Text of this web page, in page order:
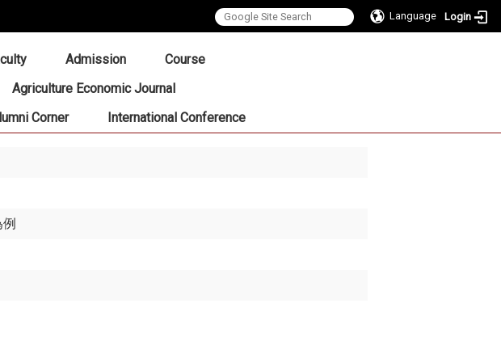
Language Login
Admission
Course
Agriculture Economic Journal
Corner
International Conference